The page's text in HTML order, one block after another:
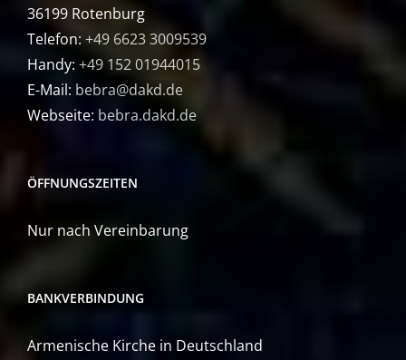
36199 Rotenburg
Telefon: +49 6623 3009539
Handy: +49 152 01944015
E-Mail: bebra@dakd.de
Webseite: bebra.dakd.de
ÖFFNUNGSZEITEN
Nur nach Vereinbarung
BANKVERBINDUNG
Armenische Kirche in Deutschland